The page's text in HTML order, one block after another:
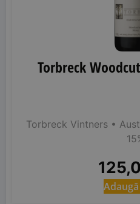
Torbreck
Torbreck Vintners•